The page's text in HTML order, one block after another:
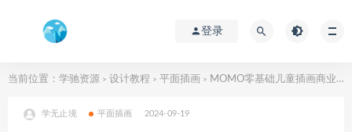
登录
当前位置： 学驰资源 > 设计教程 > 平面插画 > MOMO零基础儿童插画商业实战班第1期
学无止境 平面插画 2024-09-19